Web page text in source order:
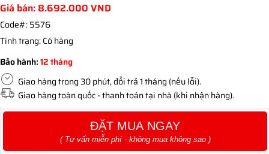
Giá bán: 8.692.000 VND
Code#:5576
Tình trạng:Có hàng
Bảo hành:12 tháng
Giao hàng trong 30 phút, đổi trả 1 tháng (nếu lỗi).
Giao hàng toàn quốc - thanh toán tại nhà (khi nhận hàng).
ĐẶT MUA NGAY
( Tư vấn miễn phí - không mua không sao )